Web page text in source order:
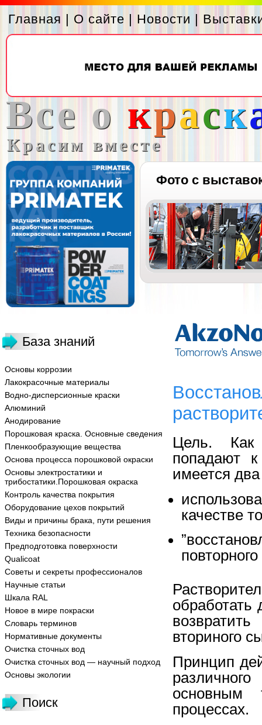
Главная | О сайте | Новости |
Все о краск
Красим вместе
Фото с
База знаний
Основы коррозии
Лакокрасочные материалы
Водно-дисперсионные краски
Алюминий
Анодирование
Порошковая краска. Основные сведения
Пленкообразующие вещества
Основа процесса порошковой окраски
Основы электростатики и
трибостатики.Порошковая окраска
Контроль качества покрытия
Оборудование цехов покрытий
Виды и причины брака, пути решения
Техника безопасности
Предподготовка поверхности
Qualicoat
Советы и секреты профессионалов
Научные статьи
Шкала RAL
Новое в мире покраски
Словарь терминов
Нормативные документы
Очистка сточных вод
Очистка сточных вод — научный подход
Основы экологии
Поиск
Цель. Как
попадают
имеется
качестве
вториного
Принцип
основным
процессах.